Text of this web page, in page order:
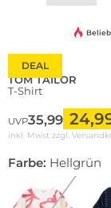
DEAL
TOM TAILOR
T-Shirt
UVP35,99
inkl. Mwst zzgl.
Farbe: Hellgrün